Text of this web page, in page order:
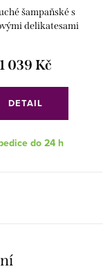
šampaňské s
delikatesami
1 039 Kč
DETAIL
do 24 h